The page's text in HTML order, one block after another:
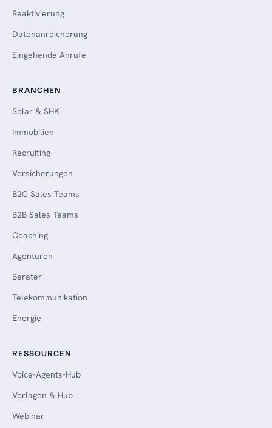
Reaktivierung
Datenanreicherung
Eingehende Anrufe
BRANCHEN
Solar & SHK
Immobilien
Recruiting
Versicherungen
B2C Sales Teams
B2B Sales Teams
Coaching
Agenturen
Berater
Telekommunikation
Energie
RESSOURCEN
Voice-Agents-Hub
Vorlagen & Hub
Webinar